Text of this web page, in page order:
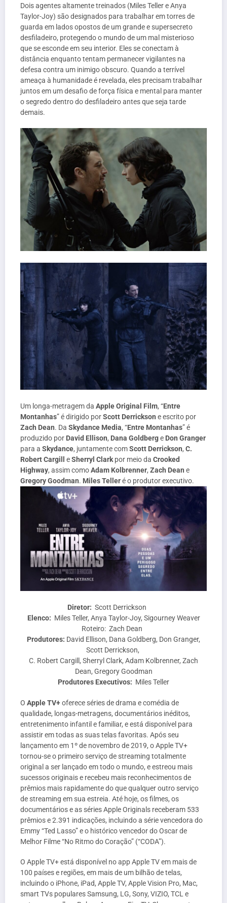
Dois agentes altamente treinados (Miles Teller e Anya
Taylor-Joy) são designados para trabalhar em torres de
guarda em lados opostos de um grande e supersecreto
desfiladeiro, protegendo o mundo de um mal misterioso
que se esconde em seu interior. Eles se conectam à
distância enquanto tentam permanecer vigilantes na
defesa contra um inimigo obscuro. Quando a terrível
ameaça à humanidade é revelada, eles precisam trabalhar
juntos em um desafio de força física e mental para manter
o segredo dentro do desfiladeiro antes que seja tarde
demais.
Um longa-metragem da Apple Original Film, “Entre
Montanhas” é dirigido porScott Derrickson e escrito por
Zach Dean. Da Skydance Media, “Entre Montanhas” é
produzido por David Ellison, Dana Goldberge Don Granger
para a Skydance, juntamente comScott Derrickson, C.
Robert Cargill
eSherryl Clark por meio da Crooked
Highway, assim comoAdam Kolbrenner, Zach Dean e
Gregory Goodman. Miles Telleré o produtor executivo.
Diretor: Scott Derrickson
Elenco: Miles Teller, Anya Taylor-Joy, Sigourney Weaver
Roteiro: Zach Dean
Produtores: David Ellison, Dana Goldberg, Don Granger,
Scott Derrickson,
C. Robert Cargill, Sherryl Clark, Adam Kolbrenner, Zach
Dean, Gregory Goodman
Produtores Executivos: Miles Teller
O Apple TV+oferece séries de drama e comédia de
qualidade, longas-metragens, documentários inéditos,
entretenimento infantil e familiar, e está disponível para
assistir em todas as suas telas favoritas. Após seu
lançamento em 1º de novembro de 2019, o Apple TV+
tornou-se o primeiro serviço de streaming totalmente
original a ser lançado em todo o mundo, e estreou mais
sucessos originais e recebeu mais reconhecimentos de
prêmios mais rapidamente do que qualquer outro serviço
de streaming em sua estreia. Até hoje, os filmes, os
documentários e as séries Apple Originals receberam 533
prêmios e 2.391 indicações, incluindo a série vencedora do
Emmy “Ted Lasso” e o histórico vencedor do Oscar de
Melhor Filme “No Ritmo do Coração” (“CODA”).
O Apple TV+ está disponível no app Apple TV em mais de
100 países e regiões, em mais de um bilhão de telas,
incluindo o iPhone, iPad, Apple TV, Apple Vision Pro, Mac,
smart TVs populares Samsung, LG, Sony, VIZIO, TCL e